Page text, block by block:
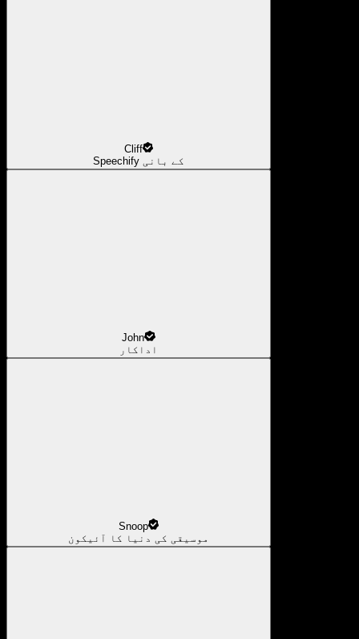
Cliff
Speechify کے بانی
John
اداکار
Snoop
موسیقی کی دنیا کا آئیکون